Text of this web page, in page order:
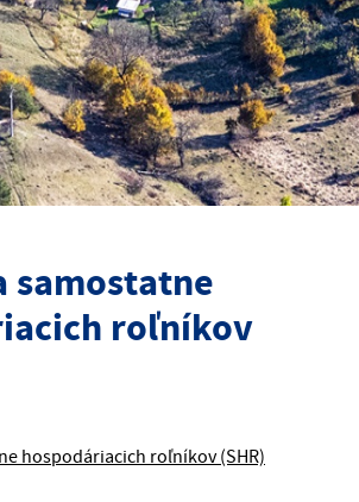
samostatne
roľníkov
hospodáriacich roľníkov (SHR)